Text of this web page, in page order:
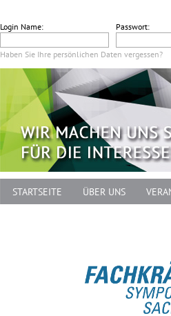
Login Name: Passwort:
Haben Sie Ihre persönlichen Daten vergessen?
STARTSEITE ÜBER UNS